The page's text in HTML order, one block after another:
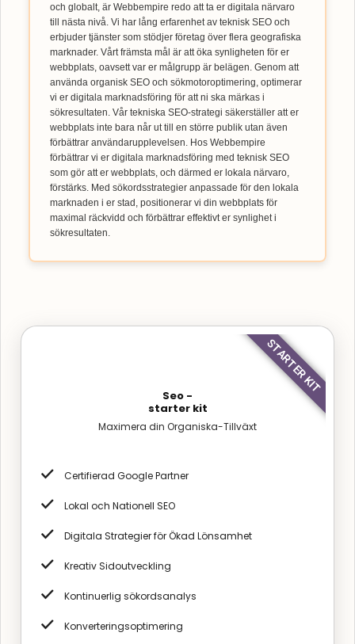
och globalt, är Webbempire redo att ta er digitala närvaro
till nästa nivå. Vi har lång erfarenhet av teknisk SEO och
erbjuder tjänster som stödjer företag över flera geografiska
marknader. Vårt främsta mål är att öka synligheten för er
webbplats, oavsett var er målgrupp är belägen. Genom att
använda organisk SEO och sökmotoroptimering, optimerar
vi er digitala marknadsföring för att ni ska märkas i
sökresultaten. Vår tekniska SEO-strategi säkerställer att er
webbplats inte bara når ut till en större publik utan även
förbättrar användarupplevelsen. Hos Webbempire
förbättrar vi er digitala marknadsföring med teknisk SEO
som gör att er webbplats, och därmed er lokala närvaro,
förstärks. Med sökordsstrategier anpassade för den lokala
marknaden i er stad, positionerar vi din webbplats för
maximal räckvidd och förbättrar effektivt er synlighet i
sökresultaten.
Seo -
starter kit
Maximera din Organiska-Tillväxt
Certifierad Google Partner
Lokal och Nationell SEO
Digitala Strategier för Ökad Lönsamhet
Kreativ Sidoutveckling
Kontinuerlig sökordsanalys
Konverteringsoptimering
STARTER KIT